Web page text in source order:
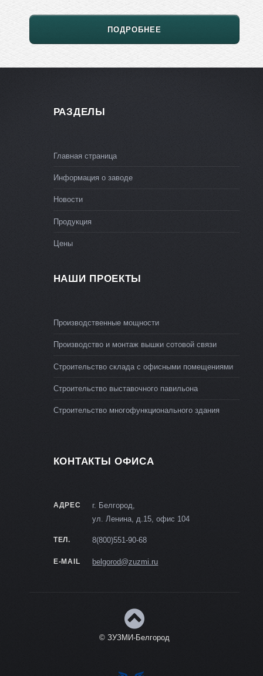
ПОДРОБНЕЕ
РАЗДЕЛЫ
Главная страница
Информация о заводе
Новости
Продукция
Цены
НАШИ ПРОЕКТЫ
Производственные мощности
Производство и монтаж вышки сотовой связи
Строительство склада с офисными помещениями
Строительство выставочного павильона
Строительство многофункционального здания
КОНТАКТЫ ОФИСА
АДРЕС
г. Белгород,
ул. Ленина, д.15, офис 104
ТЕЛ. 8(800)551-90-68
E-MAIL belgorod@zuzmi.ru
© ЗУЗМИ-Белгород